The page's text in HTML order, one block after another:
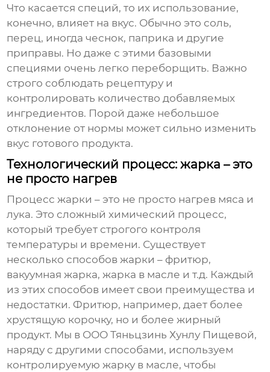
Что касается специй, то их использование,
конечно, влияет на вкус. Обычно это соль,
перец, иногда чеснок, паприка и другие
приправы. Но даже с этими базовыми
специями очень легко переборщить. Важно
строго соблюдать рецептуру и
контролировать количество добавляемых
ингредиентов. Порой даже небольшое
отклонение от нормы может сильно изменить
вкус готового продукта.
Технологический процесс: жарка – это
не просто нагрев
Процесс жарки – это не просто нагрев мяса и
лука. Это сложный химический процесс,
который требует строгого контроля
температуры и времени. Существует
несколько способов жарки – фритюр,
вакуумная жарка, жарка в масле и т.д. Каждый
из этих способов имеет свои преимущества и
недостатки. Фритюр, например, дает более
хрустящую корочку, но и более жирный
продукт. Мы в ООО Тяньцзинь Хунлу Пищевой,
наряду с другими способами, используем
контролируемую жарку в масле, чтобы